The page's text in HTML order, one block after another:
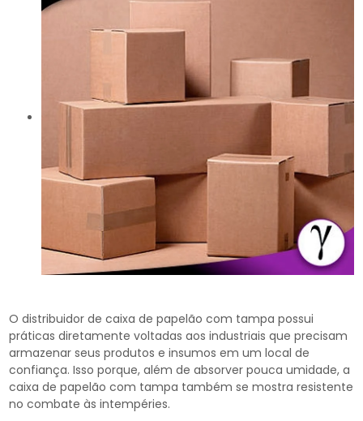
O distribuidor de caixa de papelão com tampa possui
práticas diretamente voltadas aos industriais que precisam
armazenar seus produtos e insumos em um local de
confiança. Isso porque, além de absorver pouca umidade, a
caixa de papelão com tampa também se mostra resistente
no combate às intempéries.